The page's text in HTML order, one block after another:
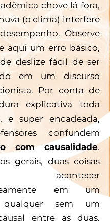
chove lá fora,
(o clima) interfere
Observe
aqui um erro básico,
deslize fácil de ser
em um discurso
Por conta de
explicativa toda
e super encadeada,
com causalidade.
gerais, duas coisas
acontecer
em um
qualquer sem um
entre as duas.